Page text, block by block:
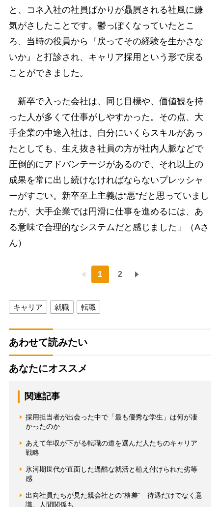
と、コネ入社の社員ばかりが贔屓される社風に嫌
気がさしたことです。鬱っぽくなっていたとこ
ろ、当時の役員から『戻ってその経験を生かさな
いか』と打診され、キャリア採用という形で戻る
ことができました。
新卒で入った会社は、同じ目標や、価値観を持
った人が多くて仕事がしやすかった。その点、大
手企業の中途入社は、自分にいくらスキルがあっ
たとしても、生え抜き社員の方が社内人脈などで
圧倒的にアドバンテージがあるので、それ以上の
成果を常に出し続けなければならないプレッシャ
ーがすごい。新卒至上主義は“悪”だと思っていまし
たが、大手企業では円滑に仕事を進めるには、あ
る意味で合理的なシステムだと感じました」（Aさ
ん）
1 2
キャリア 就職 転職
あわせて読みたい
あなたにオススメ
関連記事
採用担当者が出会った中で「最も優秀な学生」は何が凄
かったのか
あえて年収が下がる転職の道を選んだ人たちのキャリア
戦略
氷河期世代が直面した過酷な就活と植え付けられた劣等
感
出向社員たちが見た親会社との“格差” 待遇だけでなく意
識、人間関係も